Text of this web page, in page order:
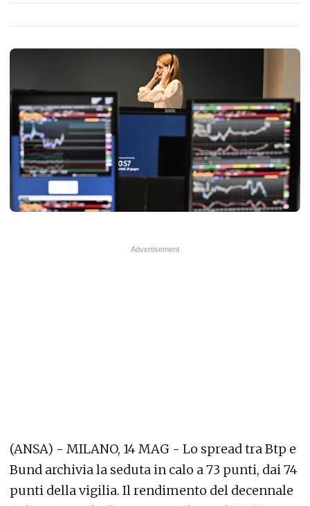
(ANSA) - MILANO, 14 MAG - Lo spread tra Btp e
Bund archivia la seduta in calo a 73 punti, dai 74
punti della vigilia. Il rendimento del decennale